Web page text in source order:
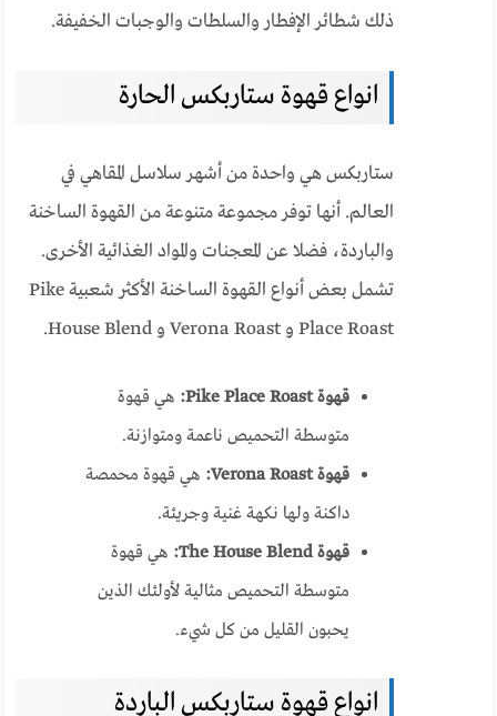
ذلك شطائر الإفطار والسلطات والوجبات الخفيفة.
انواع قهوة ستاربكس الحارة
ستاربكس هي واحدة من أشهر سلاسل المقاهي في
العالم. أنها توفر مجموعة متنوعة من القهوة الساخنة
والباردة، فضلا عن المعجنات والمواد الغذائية الأخرى.
تشمل بعض أنواع القهوة الساخنة الأكثر شعبية Pike
Place Roast و Verona Roast و House Blend.
قهوة Pike Place Roast:
هي قهوة
متوسطة التحميص ناعمة ومتوازنة.
قهوة Verona Roast:
هي قهوة محمصة
داكنة ولها نكهة غنية وجريئة.
قهوة The House Blend:
هي قهوة
متوسطة التحميص مثالية لأولئك الذين
يحبون القليل من كل شيء.
انواع قهوة ستاربکس الباردة